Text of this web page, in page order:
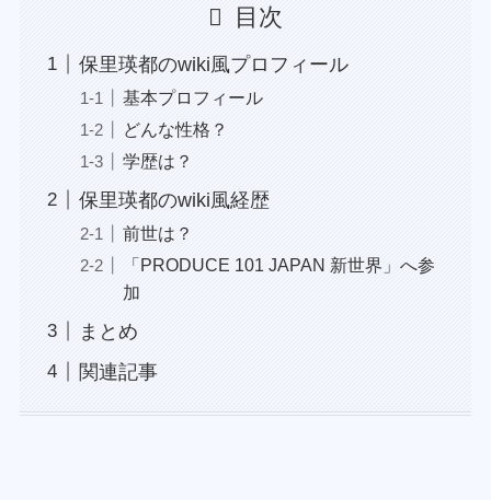
目次
保里瑛都のwiki風プロフィール
基本プロフィール
どんな性格？
学歴は？
保里瑛都のwiki風経歴
前世は？
「PRODUCE 101 JAPAN 新世界」へ参
加
まとめ
関連記事